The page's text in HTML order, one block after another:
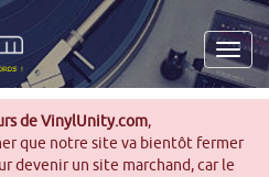
de VinylUnity.com,
que notre site va bientôt fermer
devenir un site marchand, car le